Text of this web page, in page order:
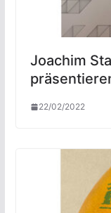
Joachim
22/02/2022